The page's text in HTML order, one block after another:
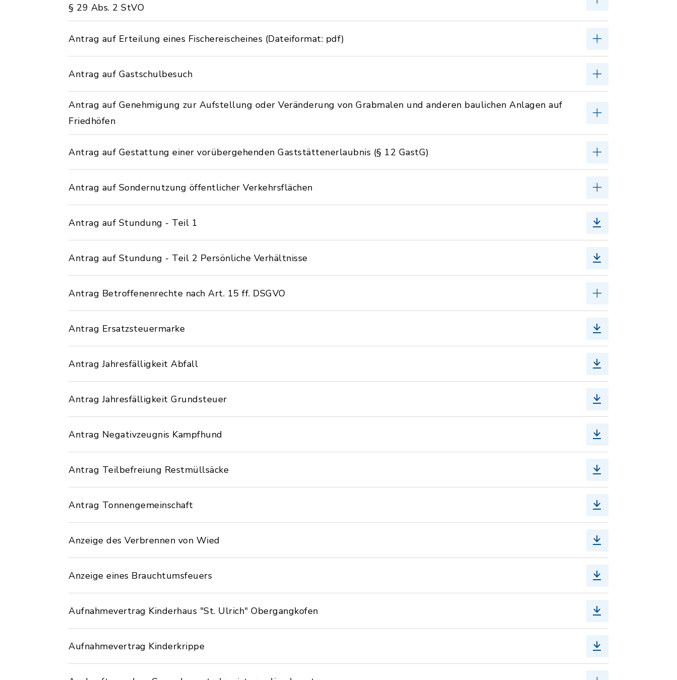
§ 29 Abs. 2 StVO
Antrag auf Erteilung eines Fischereischeines (Dateiformat: pdf)
Antrag auf Gastschulbesuch
Antrag auf Genehmigung zur Aufstellung oder Veränderung von Grabmalen und anderen baulichen Anlagen auf
Friedhöfen
Antrag auf Gestattung einer vorübergehenden Gaststättenerlaubnis (§ 12 GastG)
Antrag auf Sondernutzung öffentlicher Verkehrsflächen
Antrag auf Stundung - Teil 1
Antrag auf Stundung - Teil 2 Persönliche Verhältnisse
Antrag Betroffenenrechte nach Art. 15 ff. DSGVO
Antrag Ersatzsteuermarke
Antrag Jahresfälligkeit Abfall
Antrag Jahresfälligkeit Grundsteuer
Antrag Negativzeugnis Kampfhund
Antrag Teilbefreiung Restmüllsäcke
Antrag Tonnengemeinschaft
Anzeige des Verbrennen von Wied
Anzeige eines Brauchtumsfeuers
Aufnahmevertrag Kinderhaus "St. Ulrich" Obergangkofen
Aufnahmevertrag Kinderkrippe